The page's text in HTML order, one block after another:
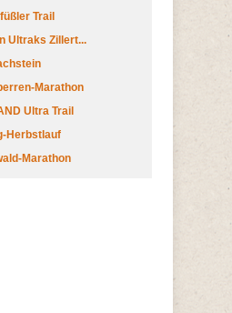
Trail
Ultraks Zillert...
Marathon
Ultra Trail
Herbstlauf
Marathon